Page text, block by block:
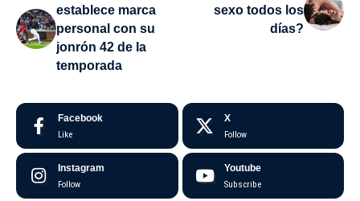
establece marca
personal con su
jonrón 42 de la
temporada
sexo todos los
días?
Facebook
Like
X
Follow
Instagram
Follow
Youtube
Subscribe